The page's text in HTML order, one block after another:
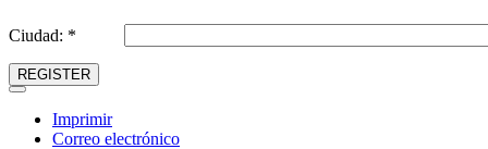
Ciudad: *
REGISTER
Imprimir
Correo electrónico